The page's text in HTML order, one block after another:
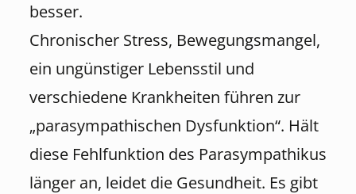
besser.
Chronischer Stress, Bewegungsmangel,
ein ungünstiger Lebensstil und
verschiedene Krankheiten führen zur
„parasympathischen Dysfunktion“. Hält
diese Fehlfunktion des Parasympathikus
länger an, leidet die Gesundheit. Es gibt